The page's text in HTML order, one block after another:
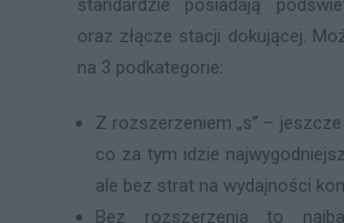
standardzie posiadają
oraz złącze stacji dokującej.
na 3 podkategorie:
Z rozszerzeniem „s” –
co za tym idzie
ale bez strat na wydajności
Bez rozszerzenia to